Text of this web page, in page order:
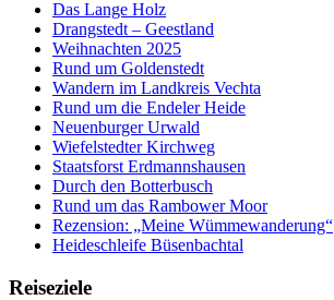
Das Lange Holz
Drangstedt – Geestland
Weihnachten 2025
Rund um Goldenstedt
Wandern im Landkreis Vechta
Rund um die Endeler Heide
Neuenburger Urwald
Wiefelstedter Kirchweg
Staatsforst Erdmannshausen
Durch den Botterbusch
Rund um das Rambower Moor
Rezension: „Meine Wümmewanderung“
Heideschleife Büsenbachtal
Reiseziele